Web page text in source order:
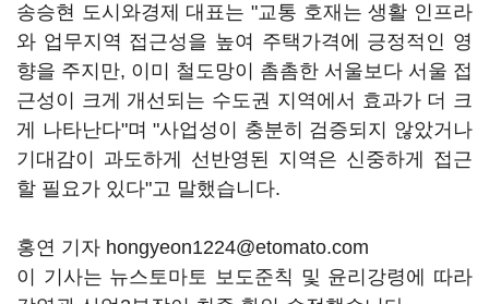
송승현 도시와경제 대표는 "교통 호재는 생활 인프라
와 업무지역 접근성을 높여 주택가격에 긍정적인 영
향을 주지만, 이미 철도망이 촘촘한 서울보다 서울 접
근성이 크게 개선되는 수도권 지역에서 효과가 더 크
게 나타난다"며 "사업성이 충분히 검증되지 않았거나
기대감이 과도하게 선반영된 지역은 신중하게 접근
할 필요가 있다"고 말했습니다.
홍연 기자 hongyeon1224@etomato.com
이 기사는 뉴스토마토 보도준칙 및 윤리강령에 따라